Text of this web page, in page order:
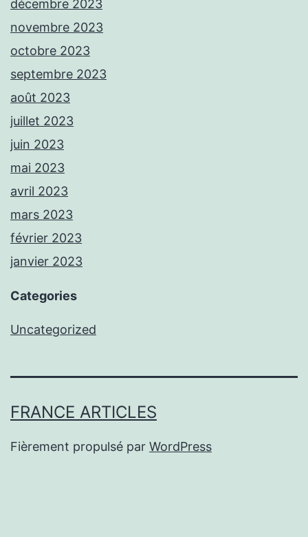
décembre 2023
novembre 2023
octobre 2023
septembre 2023
août 2023
juillet 2023
juin 2023
mai 2023
avril 2023
mars 2023
février 2023
janvier 2023
Categories
Uncategorized
FRANCE ARTICLES
Fièrement propulsé par WordPress